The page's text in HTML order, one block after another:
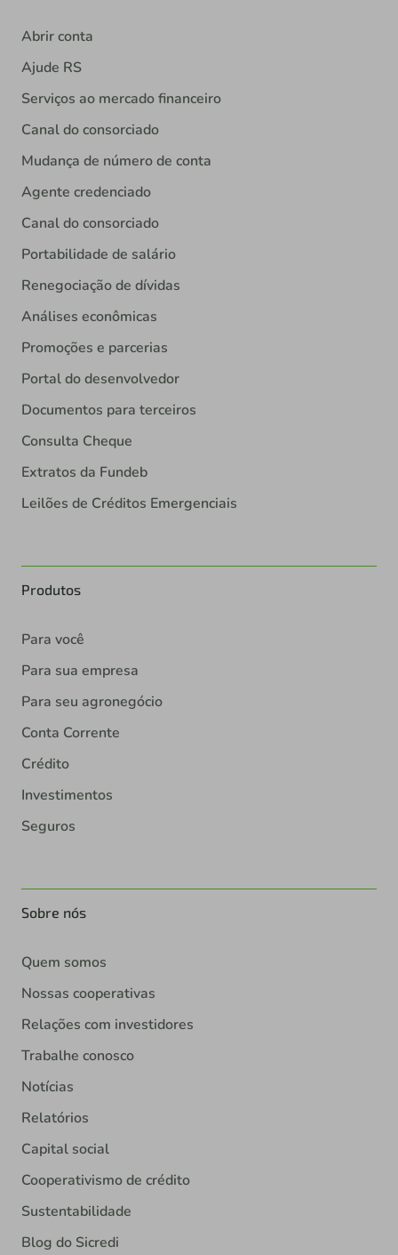
Abrir conta
Ajude RS
Serviços ao mercado financeiro
Canal do consorciado
Mudança de número de conta
Agente credenciado
Canal do consorciado
Portabilidade de salário
Renegociação de dívidas
Análises econômicas
Promoções e parcerias
Portal do desenvolvedor
Documentos para terceiros
Consulta Cheque
Extratos da Fundeb
Leilões de Créditos Emergenciais
Produtos
Para você
Para sua empresa
Para seu agronegócio
Conta Corrente
Crédito
Investimentos
Seguros
Sobre nós
Quem somos
Nossas cooperativas
Relações com investidores
Trabalhe conosco
Notícias
Relatórios
Capital social
Cooperativismo de crédito
Sustentabilidade
Blog do Sicredi